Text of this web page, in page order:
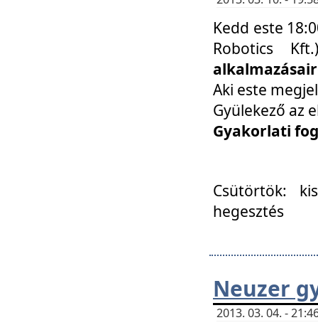
Kedd este
Robotics
Aki este
Gyülekező az
Gyakorlati
Csütörtök:
hegesztés
Neuzer
2013. 03. 04. -